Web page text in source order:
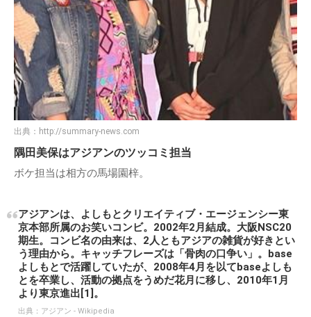
出典： http://summary-news.com
隅田美保はアジアンのツッコミ担当
ボケ担当は相方の馬場園梓。
アジアンは、よしもとクリエイティブ・エージェンシー東
京本部所属のお笑いコンビ。2002年2月結成。大阪NSC20
期生。コンビ名の由来は、2人ともアジアの雑貨が好きとい
う理由から。キャッチフレーズは「骨肉の口争い」。base
よしもとで活躍していたが、2008年4月を以てbaseよしも
とを卒業し、活動の拠点をうめだ花月に移し、2010年1月
より東京進出[1]。
出典： アジアン - Wikipedia